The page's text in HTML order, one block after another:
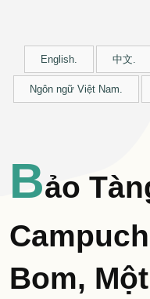
English. 中文.
Ngôn ngữ Việt Nam.
BẢo
Bom,